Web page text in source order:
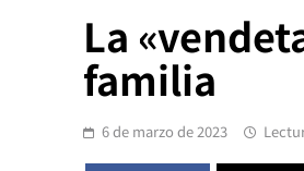
La
familia
6 de marzo de 2023